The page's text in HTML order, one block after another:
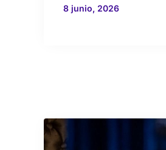
8 junio, 2026